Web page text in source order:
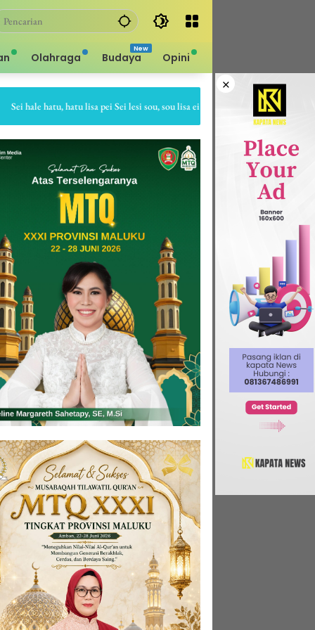
Olahraga Budaya Opini
×
hale hatu, hatu lisa pei Sei lesi sou, sou lisa ei Sapa bale batu, batu gepe dia